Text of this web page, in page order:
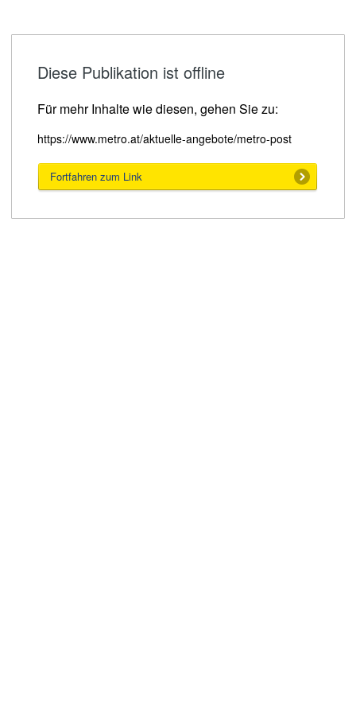
Diese Publikation ist offline
Für mehr Inhalte wie diesen, gehen Sie zu:
https://www.metro.at/aktuelle-angebote/metro-post
Fortfahren zum Link